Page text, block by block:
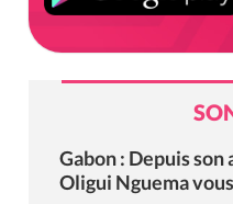
Gabon : Depuis
Oligui Nguema